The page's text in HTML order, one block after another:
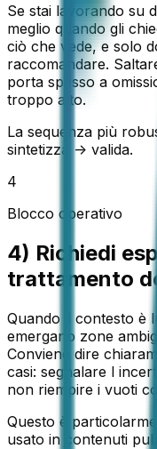
Se stai lavorando su
meglio quando gli
ciò che vede, e solo
raccomandare.
porta spesso a
troppo alto.
La sequenza più
sintetizza -> valida.
4
Blocco operativo
4) Richiedi
trattamento
Quando il contesto è
emergano zone
Conviene dire
casi: segnalare l
non riempire i vuoti
Questo è
usato in contenuti